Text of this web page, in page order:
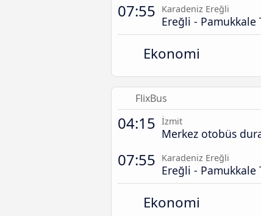
07:55 Karadeniz Ereğli
Ereğli - Pamukkale
Ekonomi
FlixBus
04:15 İzmit
Merkez otobüs
07:55 Karadeniz Ereğli
Ereğli - Pamukkale
Ekonomi